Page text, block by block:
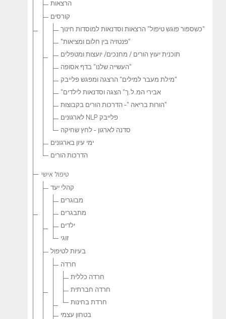
הרצאות
קורסים
"כשספור פוגש טיפול" הרצאות וסדנאות למוסדות חינוך
"פנטזיה בין חלום ומציאות"
תוכנית יעוץ הורים / מחנכים/ יועצות ומטפלים
"העשייה שלנו" בדף אסופה
"מילת מעבר למילים" הרצגה ומפגש פלייבק
אבירי המ.ל.ך" הצגה וסדנאות לילדים"
"הורות בריאה "- הדרכות הורים בקבוצות
פלייבק NLP לארגונים
סדנה לארגון - לחץ שחיקה
ימי עיון בארגונים
הדרכות הורים
טיפול אישי
קהלי יעד
מבוגרים
מתבגרים
ילדים
זוגי
בעיות לטיפול
חרדה
חרדה כללית
חרדה חברתית
חרדת בחינות
בטחון עצמי